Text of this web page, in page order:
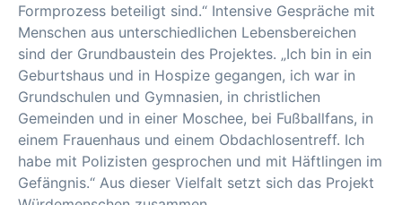
Formprozess beteiligt sind.“ Intensive Gespräche mit
Menschen aus unterschiedlichen Lebensbereichen
sind der Grundbaustein des Projektes. „Ich bin in ein
Geburtshaus und in Hospize gegangen, ich war in
Grundschulen und Gymnasien, in christlichen
Gemeinden und in einer Moschee, bei Fußballfans, in
einem Frauenhaus und einem Obdachlosentreff. Ich
habe mit Polizisten gesprochen und mit Häftlingen im
Gefängnis.“ Aus dieser Vielfalt setzt sich das Projekt